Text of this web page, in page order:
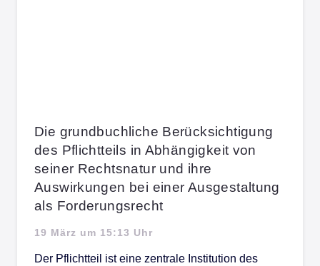
Die grundbuchliche Berücksichtigung
des Pflichtteils in Abhängigkeit von
seiner Rechtsnatur und ihre
Auswirkungen bei einer Ausgestaltung
als Forderungsrecht
19 März um 15:13 Uhr
Der Pflichtteil ist eine zentrale Institution des